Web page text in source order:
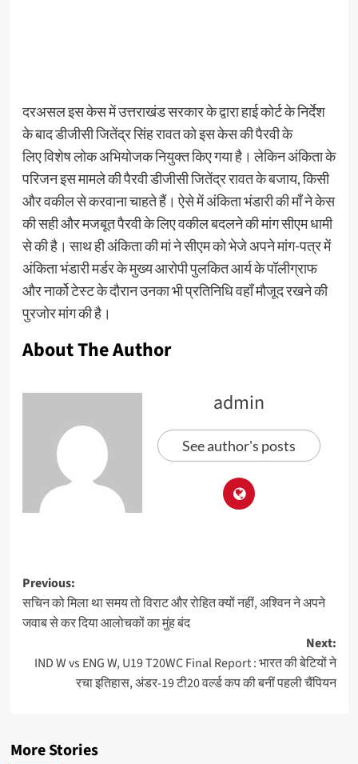
दरअसल इस केस में उत्तराखंड सरकार के द्वारा हाई कोर्ट के निर्देश
के बाद डीजीसी जितेंद्र सिंह रावत को इस केस की पैरवी के
लिए विशेष लोक अभियोजक नियुक्त किए गया है। लेकिन अंकिता के
परिजन इस मामले की पैरवी डीजीसी जितेंद्र रावत के बजाय, किसी
और वकील से करवाना चाहते हैं। ऐसे में अंकिता भंडारी की माँ ने केस
की सही और मजबूत पैरवी के लिए वकील बदलने की मांग सीएम धामी
से की है। साथ ही अंकिता की मां ने सीएम को भेजे अपने मांग-पत्र में
अंकिता भंडारी मर्डर के मुख्य आरोपी पुलकित आर्य के पॉलीग्राफ
और नार्को टेस्ट के दौरान उनका भी प्रतिनिधि वहाँ मौजूद रखने की
पुरजोर मांग की है।
About The Author
admin
See author's posts
Previous:
सचिन को मिला था समय तो विराट और रोहित क्यों नहीं, अश्विन ने अपने
जवाब से कर दिया आलोचकों का मुंह बंद
Next:
IND W vs ENG W, U19 T20WC Final Report : भारत की बेटियों ने
रचा इतिहास, अंडर-19 टी20 वर्ल्‍ड कप की बनीं पहली चैंपियन
More Stories